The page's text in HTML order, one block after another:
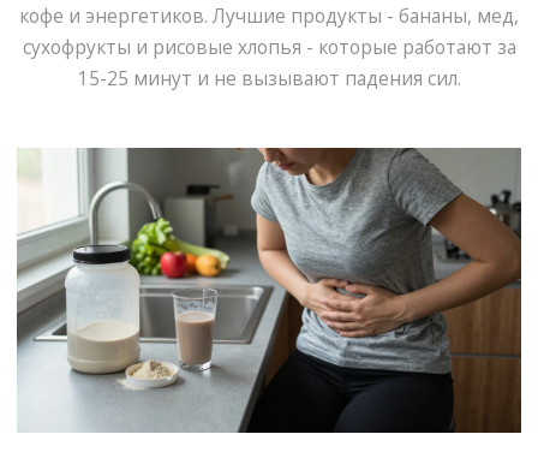
кофе и энергетиков. Лучшие продукты - бананы, мед,
сухофрукты и рисовые хлопья - которые работают за
15-25 минут и не вызывают падения сил.